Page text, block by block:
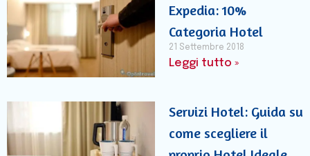
Expedia: 10%
Categoria Hotel
21 Settembre 2018
Leggi tutto »
Servizi Hotel: Guida su
come scegliere il